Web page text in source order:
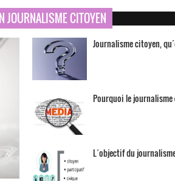
JOURNALISME CITOYEN
Journalisme citoyen,
Pourquoi le
L´objectif du